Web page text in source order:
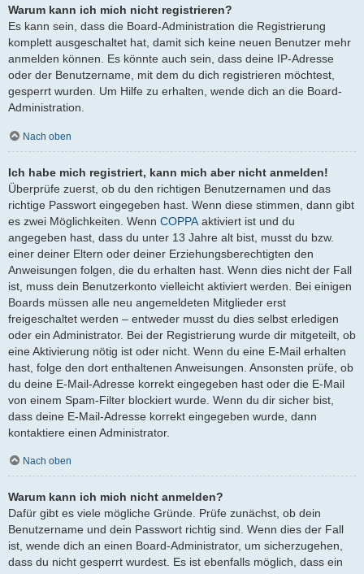
Warum kann ich mich nicht registrieren?
Es kann sein, dass die Board-Administration die Registrierung
komplett ausgeschaltet hat, damit sich keine neuen Benutzer mehr
anmelden können. Es könnte auch sein, dass deine IP-Adresse
oder der Benutzername, mit dem du dich registrieren möchtest,
gesperrt wurden. Um Hilfe zu erhalten, wende dich an die Board-
Administration.
Nach oben
Ich habe mich registriert, kann mich aber nicht anmelden!
Überprüfe zuerst, ob du den richtigen Benutzernamen und das
richtige Passwort eingegeben hast. Wenn diese stimmen, dann gibt
es zwei Möglichkeiten. Wenn COPPA aktiviert ist und du
angegeben hast, dass du unter 13 Jahre alt bist, musst du bzw.
einer deiner Eltern oder deiner Erziehungsberechtigten den
Anweisungen folgen, die du erhalten hast. Wenn dies nicht der Fall
ist, muss dein Benutzerkonto vielleicht aktiviert werden. Bei einigen
Boards müssen alle neu angemeldeten Mitglieder erst
freigeschaltet werden – entweder musst du dies selbst erledigen
oder ein Administrator. Bei der Registrierung wurde dir mitgeteilt, ob
eine Aktivierung nötig ist oder nicht. Wenn du eine E-Mail erhalten
hast, folge den dort enthaltenen Anweisungen. Ansonsten prüfe, ob
du deine E-Mail-Adresse korrekt eingegeben hast oder die E-Mail
von einem Spam-Filter blockiert wurde. Wenn du dir sicher bist,
dass deine E-Mail-Adresse korrekt eingegeben wurde, dann
kontaktiere einen Administrator.
Nach oben
Warum kann ich mich nicht anmelden?
Dafür gibt es viele mögliche Gründe. Prüfe zunächst, ob dein
Benutzername und dein Passwort richtig sind. Wenn dies der Fall
ist, wende dich an einen Board-Administrator, um sicherzugehen,
dass du nicht gesperrt wurdest. Es ist ebenfalls möglich, dass ein